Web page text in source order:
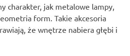
charakter, jak metalowe lampy,
form. Takie akcesoria
że wnętrze nabiera głębi i